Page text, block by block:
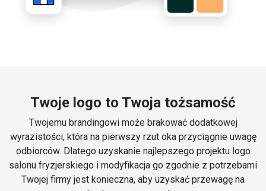
Twoje logo to Twoja tożsamość
Twojemu brandingowi może brakować dodatkowej
wyrazistości, która na pierwszy rzut oka przyciągnie uwagę
odbiorców. Dlatego uzyskanie najlepszego projektu logo
salonu fryzjerskiego i modyfikacja go zgodnie z potrzebami
Twojej firmy jest konieczna, aby uzyskać przewagę na